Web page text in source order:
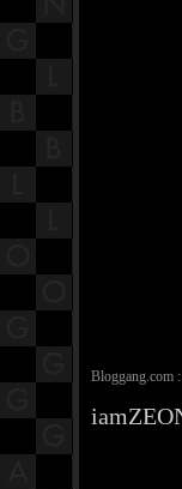
Bloggang.com